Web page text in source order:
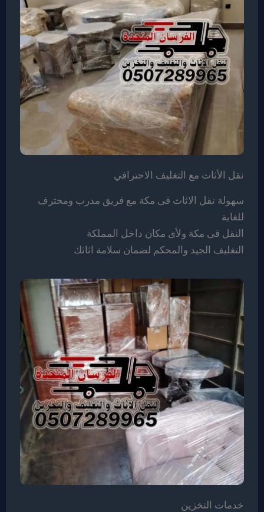
نقل الأثاث مع التغليف الاحترافي
سهولة نقل الاثاث فى مكة مع فريق مدرب ومحترف
للغاية
النقل فى مكة ولأى مكان داخل المملكة
التغليف الجيد والمحكم لضمان سلامة اثاثك
خدمات التخزين